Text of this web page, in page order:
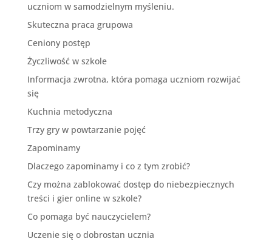
uczniom w samodzielnym myśleniu.
Skuteczna praca grupowa
Ceniony postęp
Życzliwość w szkole
Informacja zwrotna, która pomaga uczniom rozwijać
się
Kuchnia metodyczna
Trzy gry w powtarzanie pojęć
Zapominamy
Dlaczego zapominamy i co z tym zrobić?
Czy można zablokować dostęp do niebezpiecznych
treści i gier online w szkole?
Co pomaga być nauczycielem?
Uczenie się o dobrostan ucznia